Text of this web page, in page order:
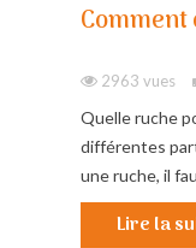
2963 vues
Quelle ruche
différentes
une ruche, il
Lire la